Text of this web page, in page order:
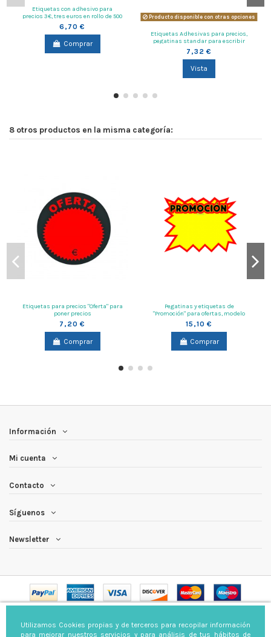
Utilizamos Cookies propias y de terceros para recopilar información
para mejorar nuestros servicios y para análisis de tus hábitos de
Etiquetas con adhesivo para
precios 3€, tres euros en rollo de 500
unidades
6,70 €
Comprar
Producto disponible con otras opciones
Etiquetas Adhesivas para precios,
pegatinas standar para escribir
importe articulos
7,32 €
Vista
8 otros productos en la misma categoría:
Etiquetas para precios "Oferta" para
poner precios
7,20 €
Comprar
Pegatinas y etiquetas de
"Promoción" para ofertas, modelo
explosión para poner precios
15,10 €
Comprar
Información
Mi cuenta
Contacto
Síguenos
Newsletter